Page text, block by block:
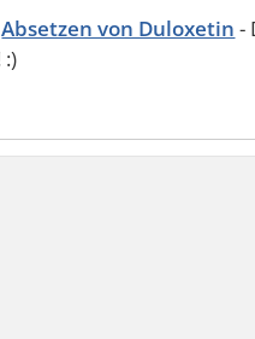
Absetzen von Duloxetin